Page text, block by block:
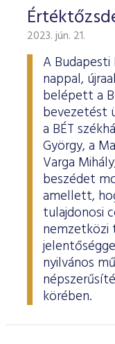
2023. jún. 21.
A
nappal,
belépett a
bevezetést
a BÉT
György, a
Varga
beszédet
amellett,
tulajdonosi
nemzetközi
nyilvános
körében.